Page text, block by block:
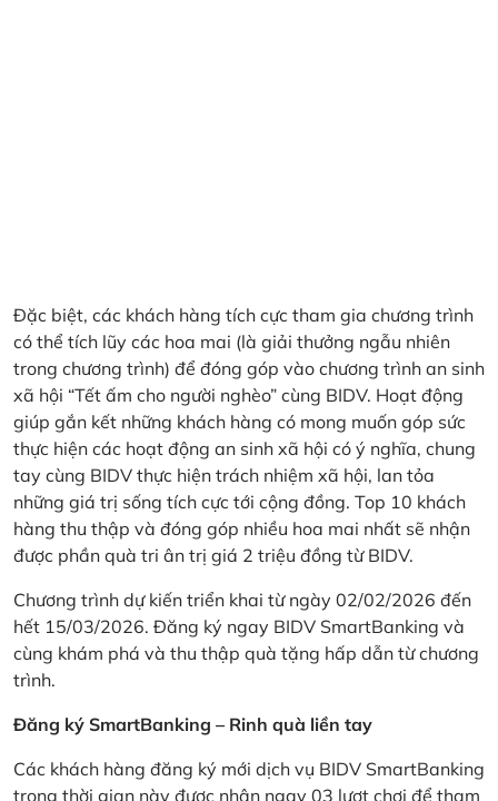
Đặc biệt, các khách hàng tích cực tham gia chương trình
có thể tích lũy các hoa mai (là giải thưởng ngẫu nhiên
trong chương trình) để đóng góp vào chương trình an sinh
xã hội “Tết ấm cho người nghèo” cùng BIDV. Hoạt động
giúp gắn kết những khách hàng có mong muốn góp sức
thực hiện các hoạt động an sinh xã hội có ý nghĩa, chung
tay cùng BIDV thực hiện trách nhiệm xã hội, lan tỏa
những giá trị sống tích cực tới cộng đồng. Top 10 khách
hàng thu thập và đóng góp nhiều hoa mai nhất sẽ nhận
được phần quà tri ân trị giá 2 triệu đồng từ BIDV.
Chương trình dự kiến triển khai từ ngày 02/02/2026 đến
hết 15/03/2026. Đăng ký ngay BIDV SmartBanking và
cùng khám phá và thu thập quà tặng hấp dẫn từ chương
trình.
Đăng ký SmartBanking – Rinh quà liền tay
Các khách hàng đăng ký mới dịch vụ BIDV SmartBanking
trong thời gian này được nhận ngay 03 lượt chơi để tham